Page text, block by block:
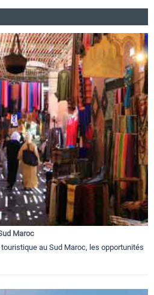
Maroc
au Sud Maroc, les opportunités